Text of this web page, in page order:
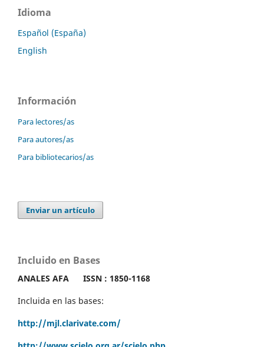
Idioma
Español (España)
English
Información
Para lectores/as
Para autores/as
Para bibliotecarios/as
Enviar un artículo
Incluido en Bases
ANALES AFA ISSN : 1850-1168
Incluida en las bases:
http://mjl.clarivate.com/